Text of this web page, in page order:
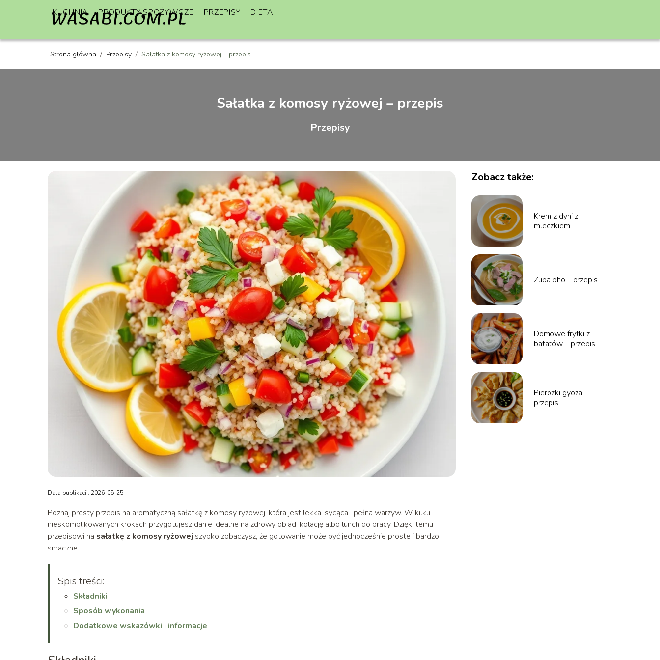
KUCHNIA PRODUKTY SPOŻYWCZE PRZEPISY DIETA
Strona główna / Przepisy / Sałatka z komosy ryżowej – przepis
Sałatka z komosy ryżowej – przepis
Przepisy
Data publikacji: 2026-05-25
Poznaj prosty przepis na aromatyczną sałatkę z komosy ryżowej, która jest lekka, sycąca i pełna warzyw. W kilku
nieskomplikowanych krokach przygotujesz danie idealne na zdrowy obiad, kolację albo lunch do pracy. Dzięki temu
przepisowi na sałatkę z komosy ryżowej szybko zobaczysz, że gotowanie może być jednocześnie proste i bardzo
smaczne.
Spis treści:
Składniki
Sposób wykonania
Dodatkowe wskazówki i informacje
Zobacz także:
Krem z dyni z
mleczkiem
Zupa pho – przepis
Domowe frytki z
batatów – przepis
Pierożki gyoza –
przepis